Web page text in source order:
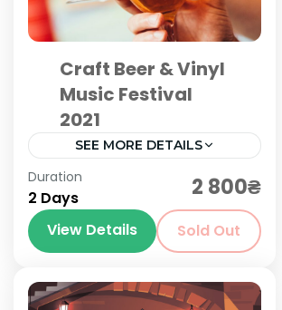
Craft Beer & Vinyl
Music Festival
2021
SEE MORE DETAILS
Київ,Львів
Duration
2 Days 2 800₴
View Details Sold Out